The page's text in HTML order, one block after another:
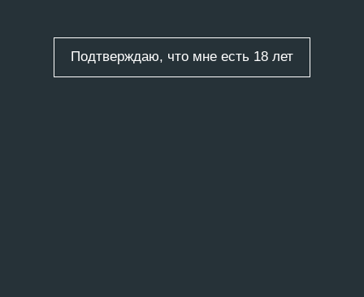
Подтверждаю, что мне есть 18 лет